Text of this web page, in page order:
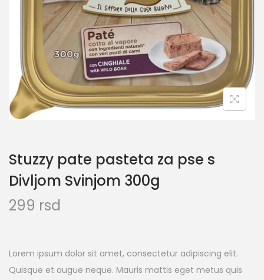
Stuzzy pate pasteta za pse s
Divljom Svinjom 300g
299 rsd
Lorem ipsum dolor sit amet, consectetur adipiscing elit.
Quisque et augue neque. Mauris mattis eget metus quis